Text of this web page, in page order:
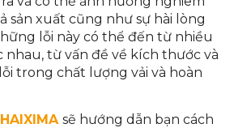
sản xuất cũng như sự hài lòng
lỗi này có thể đến từ nhiều
từ vấn đề về kích thước và
trong chất lượng vải và hoàn
HAIXIMA sẽ hướng dẫn bạn cách